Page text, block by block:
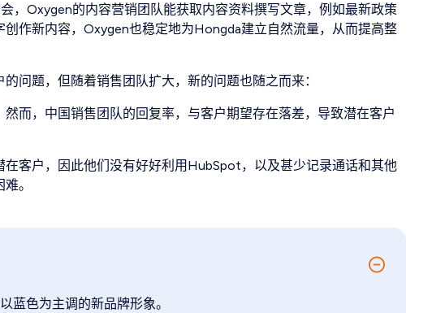
，Oxygen的内容营销团队能获取内容资料撰写文章，例如最新政策
作新内容，Oxygen也稳定地为Hongda建立自然流量，从而提高整
问题，但随着销售团队扩大，新的问题也随之而来：
而，中国销售团队的回复率，与客户期望存在落差，导致潜在客户
客户，因此他们没有好好利用HubSpot，以及甚少记录通话和其他
。
蓝色为主调的新品牌形象。